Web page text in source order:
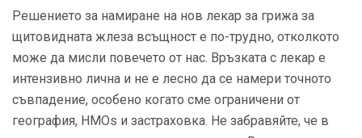
Решението за намиране на нов лекар за грижа за
щитовидната жлеза всъщност е по-трудно, отколкото
може да мисли повечето от нас. Връзката с лекар е
интензивно лична и не е лесно да се намери точното
съвпадение, особено когато сме ограничени от
география, HMOs и застраховка. Не забравяйте, че в